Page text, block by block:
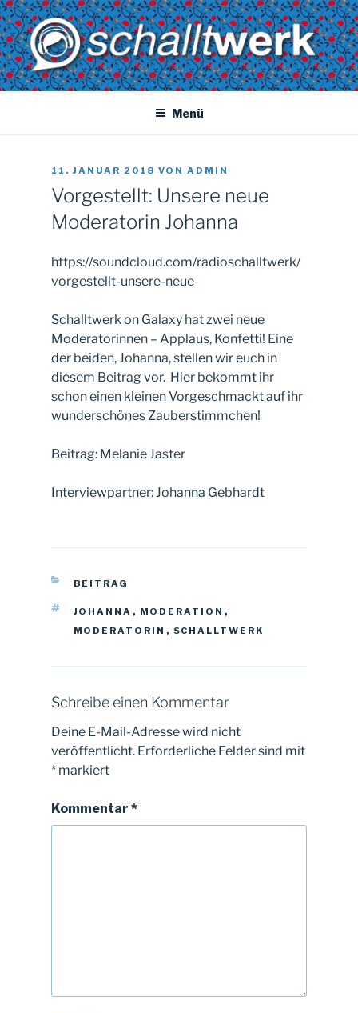
Zum
Inhalt
springen
SCHALLTWERK
Dein radio. Deine musik. Dein Uni-versum
Menü
VERÖFFENTLICHT
AM
11. JANUAR 2018 VON ADMIN
Vorgestellt: Unsere neue
Moderatorin Johanna
https://soundcloud.com/radioschalltwerk/
vorgestellt-unsere-neue
Schalltwerk on Galaxy hat zwei neue
Moderatorinnen – Applaus, Konfetti! Eine
der beiden, Johanna, stellen wir euch in
diesem Beitrag vor. Hier bekommt ihr
schon einen kleinen Vorgeschmackt auf ihr
wunderschönes Zauberstimmchen!
Beitrag: Melanie Jaster
Interviewpartner: Johanna Gebhardt
KATEGORIEN
BEITRAG
SCHLAGWÖRTER
JOHANNA , MODERATION ,
MODERATORIN , SCHALLTWERK
Schreibe einen Kommentar
Deine E-Mail-Adresse wird nicht
veröffentlicht. Erforderliche Felder sind mit
* markiert
Kommentar *